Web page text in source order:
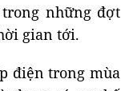
những đợt
gian tới.
điện trong mùa